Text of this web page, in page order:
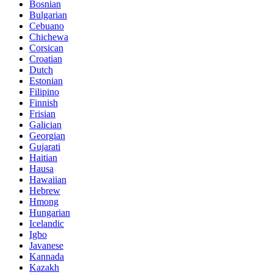
Bosnian
Bulgarian
Cebuano
Chichewa
Corsican
Croatian
Dutch
Estonian
Filipino
Finnish
Frisian
Galician
Georgian
Gujarati
Haitian
Hausa
Hawaiian
Hebrew
Hmong
Hungarian
Icelandic
Igbo
Javanese
Kannada
Kazakh